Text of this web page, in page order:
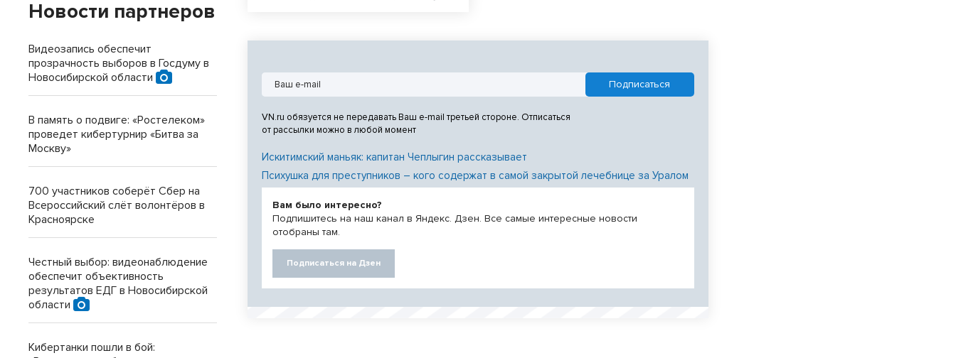
Новосибирской области Вадим Балашов.
VN.ru обязуется не передавать Ваш e-mail третьей стороне. Отписаться
от рассылки можно в любой момент
Искитимский маньяк: капитан Чеплыгин рассказывает
Психушка для преступников – кого содержат в самой закрытой лечебнице за Уралом
Вам было интересно?
Подпишитесь на наш канал в Яндекс. Дзен. Все самые интересные новости
отобраны там.
Подписаться на Дзен
Новости партнеров
Видеозапись обеспечит
прозрачность выборов в Госдуму в
Новосибирской области
В память о подвиге: «Ростелеком»
проведет кибертурнир «Битва за
Москву»
700 участников соберёт Сбер на
Всероссийский слёт волонтёров в
Красноярске
Честный выбор: видеонаблюдение
обеспечит объективность
результатов ЕДГ в Новосибирской
области
Кибертанки пошли в бой: